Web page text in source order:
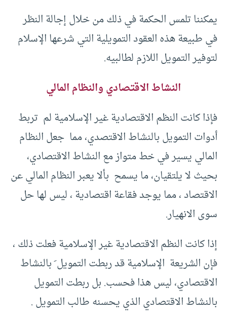
يمكننا تلمس الحكمة في ذلك من خلال إجالة النظر
في طبيعة هذه العقود التمويلية التي شرعها الإسلام
لتوفير التمويل اللازم لطالبيه.
النشاط الاقتصادي والنظام المالي
فإذا كانت النظم الاقتصادية غير الإسلامية لم تربط
أدوات التمويل بالنشاط الاقتصدي، مما جعل النظام
المالي يسير في خط متواز مع النشاط الاقتصادي،
بحيث لا يلتقيان، ما يسمح بألا يعبر النظام المالي عن
الاقتصاد ، مما يوجد فقاعة اقتصادية ، ليس لها حل
سوى الانهيار.
إذا كانت النظم الاقتصادية غير الإسلامية فعلت ذلك ،
فإن الشريعة الإسلامية قد ربطت التمويل َ بالنشاط
الاقتصادي، ليس هذا فحسب. بل ربطت التمويل
بالنشاط الاقتصادي الذي يحسنه طالب التمويل .